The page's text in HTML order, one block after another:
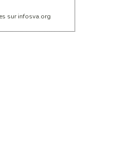
sur infosva.org